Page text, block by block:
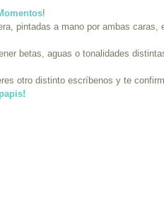
!
pintadas a mano por ambas
betas, aguas o tonalidades
otro distinto escríbenos y te